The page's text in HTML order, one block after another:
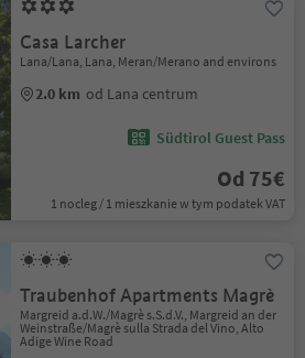
Casa Larcher
Lana/Lana, Lana, Meran/Merano and environs
2.0 km od Lana centrum
Südtirol Guest Pass
Od 75€
1 nocleg / 1 mieszkanie w tym podatek VAT
Traubenhof Apartments Magrè
Margreid a.d.W./Magrè s.S.d.V., Margreid an der
Weinstraße/Magrè sulla Strada del Vino, Alto
Adige Wine Road